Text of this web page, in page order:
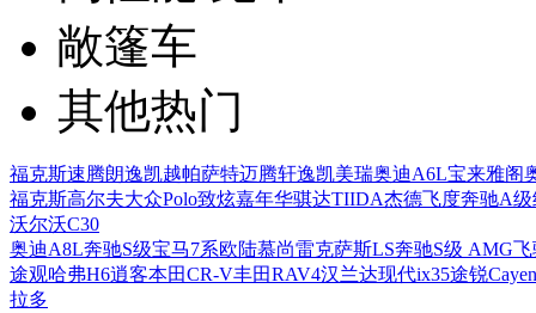
敞篷车
其他热门
福克斯速腾朗逸凯越帕萨特迈腾轩逸凯美瑞奥迪A6L宝来雅阁
福克斯高尔夫大众Polo致炫嘉年华骐达TIIDA杰德飞度奔驰A级
沃尔沃C30
奥迪A8L奔驰S级宝马7系欧陆慕尚雷克萨斯LS奔驰S级 AMG飞
途观哈弗H6逍客本田CR-V丰田RAV4汉兰达现代ix35途锐
拉多